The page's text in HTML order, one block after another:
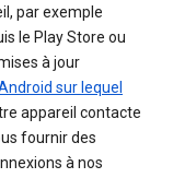
par exemple
le Play Store ou
à jour
sur lequel
appareil contacte
fournir des
à nos